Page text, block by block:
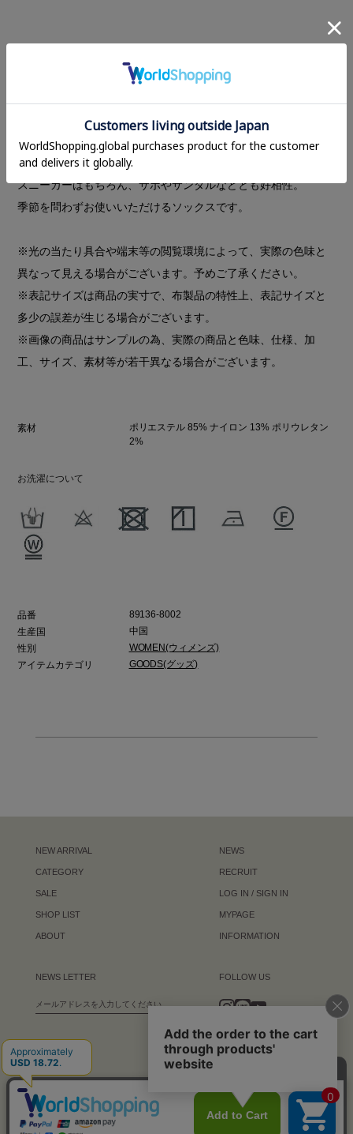
かかとやつま先などはリブ編み、華奢に見せたい足首部分はシ
MANOFのロゴプリントがアクセントに。シアー部分をくしゅっ
としてルーズに履いていただくのがおすすめです。
スニーカーはもちろん、サボやサンダルなどとも好相性。
季節を問わずお使いいただけるソックスです。
※光の当たり具合や端末等の閲覧環境によって、実際の色味と
異なって見える場合がございます。予めご了承ください。
※表記サイズは商品の実寸で、布製品の特性上、表記サイズと
多少の誤差が生じる場合がございます。
※画像の商品はサンプルの為、実際の商品と色味、仕様、加
工、サイズ、素材等が若干異なる場合がございます。
素材
ポリエステル 85% ナイロン 13% ポリウレタン
2%
お洗濯について
品番
89136-8002
生産国
中国
性別
WOMEN(ウィメンズ)
アイテムカテゴリ
GOODS(グッズ)
NEW ARRIVAL
CATEGORY
SALE
SHOP LIST
ABOUT
NEWS LETTER
NEWS
RECRUIT
LOG IN / SIGN IN
MYPAGE
INFORMATION
FOLLOW US